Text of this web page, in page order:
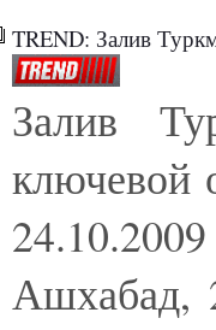
TREND: Залив
Залив
ключевой
Ашхабад,